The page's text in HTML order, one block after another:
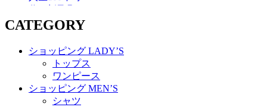
CATEGORY
ショッピング LADY’S
トップス
ワンピース
ショッピング MEN’S
シャツ